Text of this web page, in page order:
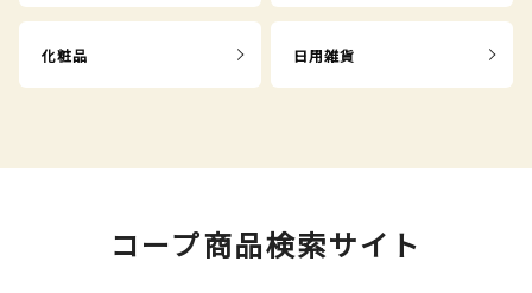
化粧品 日用雑貨
コープ商品検索サイト